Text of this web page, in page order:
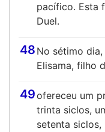
pacífico. Esta
Duel.
48 No sétimo
Elisama, filho
49ofereceu um
trinta siclos,
setenta